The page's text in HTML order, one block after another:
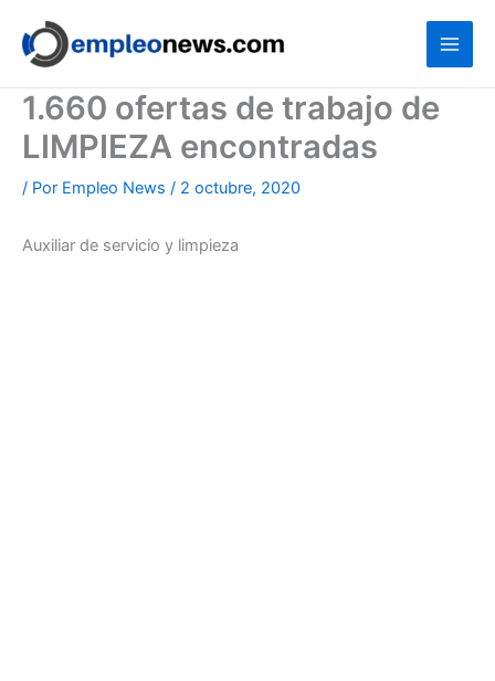
contenido
1.660 ofertas de trabajo de
LIMPIEZA encontradas
/ Por Empleo News / 2 octubre, 2020
Auxiliar de servicio y limpieza